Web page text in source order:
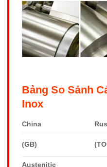
Bảng So Sánh
Inox
China
(GB)
Austenitic